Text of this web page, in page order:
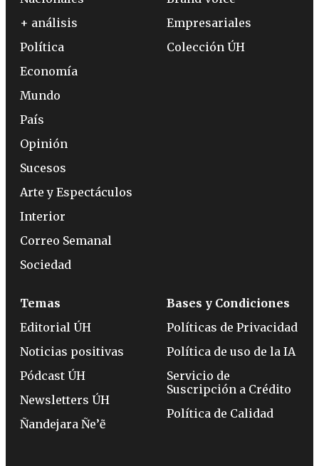
+ análisis
Política
Economía
Mundo
País
Opinión
Sucesos
Arte y Espectáculos
Interior
Correo Semanal
Sociedad
Empresariales
Colección ÚH
Temas
Editorial ÚH
Noticias positivas
Pódcast ÚH
Newsletters ÚH
Ñandejara Ñe’ẽ
Bases y Condiciones
Políticas de Privacidad
Política de uso de la IA
Servicio de
Suscripción a Crédito
Política de Calidad